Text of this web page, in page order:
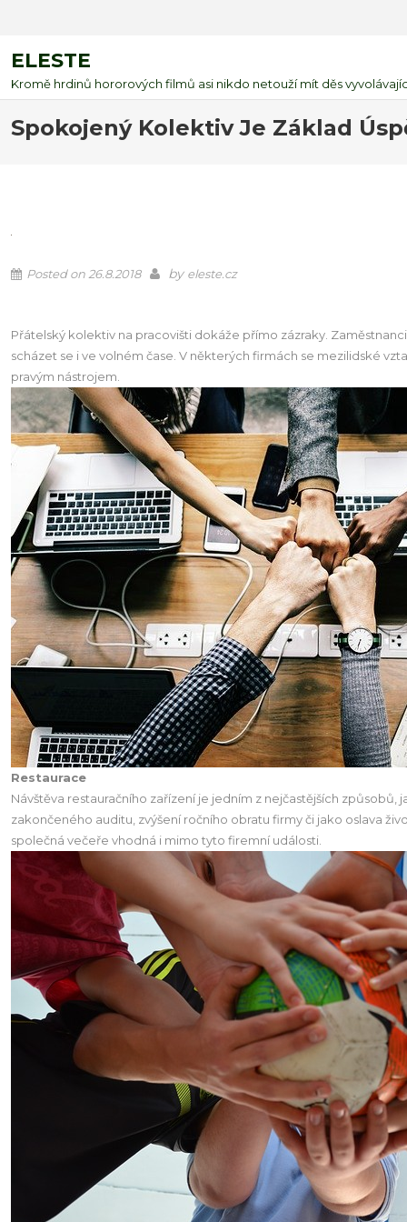
ELESTE
Kromě hrdinů hororových filmů asi nikdo netouží mít děs
Spokojený Kolektiv Je Základ
Posted on 26.8.2018 by eleste.cz
Přátelský kolektiv na pracovišti dokáže přímo zázraky.
scházet se i ve volném čase. V některých firmách se mezilidské
pravým nástrojem.
Restaurace
Návštěva restauračního zařízení je jedním z nejčastějších
zakončeného auditu, zvýšení ročního obratu firmy či jako oslava
společná večeře vhodná i mimo tyto firemní události.